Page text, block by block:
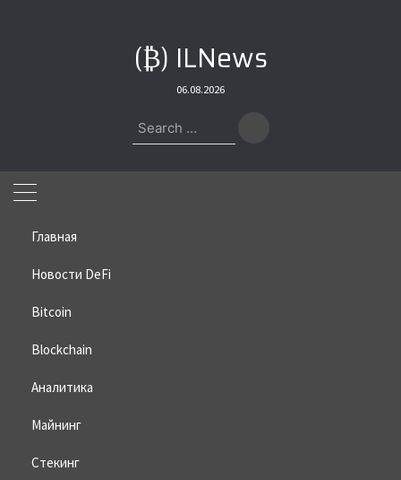
(₿) ILNews
06.08.2026
Search
for:
Главная
Новости DeFi
Bitcoin
Blockchain
Аналитика
Майнинг
Стекинг
Home»Bitcoin
выступили за повышение
лимита газа
28.05.2025